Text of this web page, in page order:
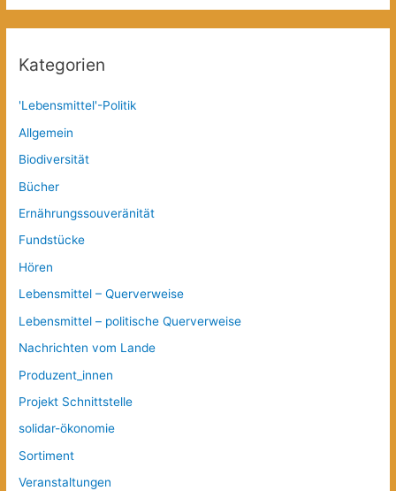
Kategorien
'Lebensmittel'-Politik
Allgemein
Biodiversität
Bücher
Ernährungssouveränität
Fundstücke
Hören
Lebensmittel – Querverweise
Lebensmittel – politische Querverweise
Nachrichten vom Lande
Produzent_innen
Projekt Schnittstelle
solidar-ökonomie
Sortiment
Veranstaltungen